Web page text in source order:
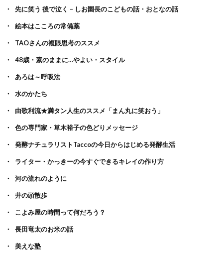
先に笑う 後で泣く – しお園長のこどもの話・おとなの話
絵本はこころの常備薬
TAOさんの複眼思考のススメ
48歳・素のままに…やよい・スタイル
あろは～呼吸法
水のかたち
由歌利流★満タン人生のススメ「まん丸に笑おう」
色の専門家・草木裕子の色どりメッセージ
発酵ナチュラリストTaccoの今日からはじめる発酵生活
ライター・かっきーの今すぐできるキレイの作り方
河の流れのように
井の頭散歩
こよみ屋の時間って何だろう？
長田竜太のお米の話
美えな塾